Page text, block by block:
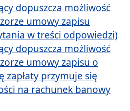
dopuszcza możliwość
umowy zapisu
w treści odpowiedzi)
dopuszcza możliwość
umowy zapisu o
zapłaty przymuje się
na rachunek banowy